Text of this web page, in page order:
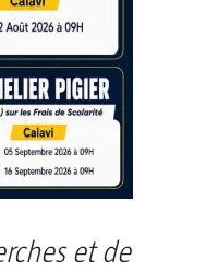
et de